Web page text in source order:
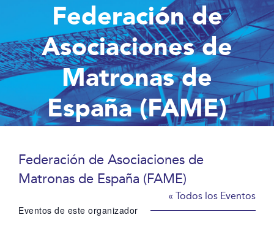
Federación de
Asociaciones de
Matronas de
España (FAME)
Federación de Asociaciones de
Matronas de España (FAME)
« Todos los Eventos
Eventos de este organizador